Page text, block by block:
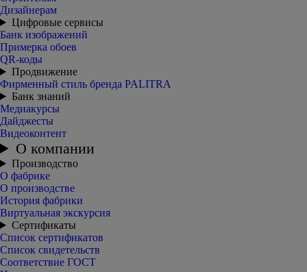
Дизайнерам
Цифровые сервисы
Банк изображений
Примерка обоев
QR-коды
Продвижение
Фирменный стиль бренда PALITRA
Банк знаний
Медиакурсы
Дайджесты
Видеоконтент
О компании
Производство
О фабрике
О производстве
История фабрики
Виртуальная экскурсия
Сертификаты
Список сертификатов
Список свидетельств
Соответствие ГОСТ